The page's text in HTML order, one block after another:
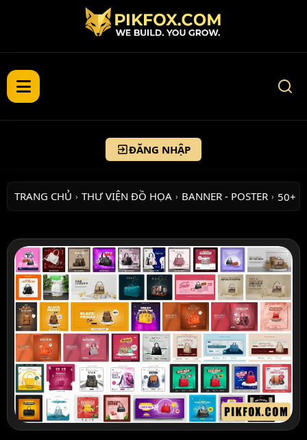
ĐĂNG NHẬP
TRANG CHỦ › THƯ VIỆN ĐỒ HỌA › BANNER - POSTER › 50+